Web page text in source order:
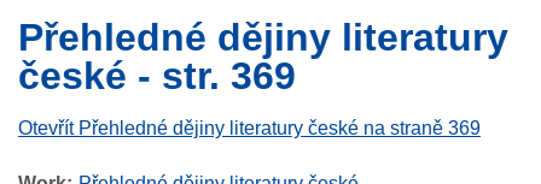
Přehledné dějiny literatury
české - str. 369
Otevřít Přehledné dějiny literatury české na straně 369